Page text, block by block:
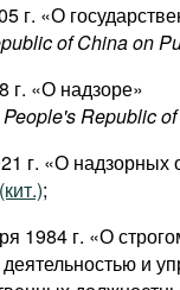
г. «О
of China on
г. «О надзоре»
Republic
г. «О надзорных
(кит.);
1984 г. «О
и